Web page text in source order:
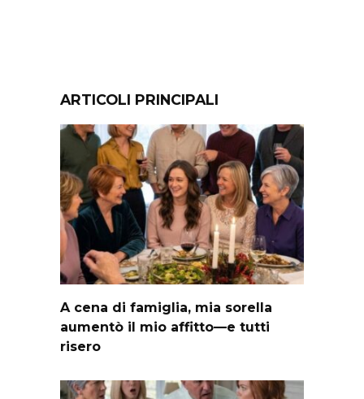
ARTICOLI PRINCIPALI
A cena di famiglia, mia sorella
aumentò il mio affitto—e tutti
risero